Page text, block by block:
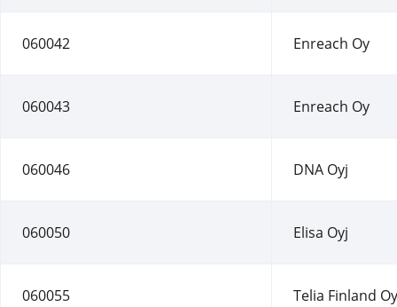
060042 Enreach Oy
060043 Enreach Oy
060046 DNA Oyj
060050 Elisa Oyj
060055 Telia Finland